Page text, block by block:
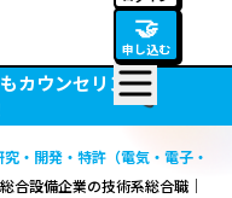
🤝
申し込む
カウンセリン
究・開発・特許（電気・電子・
合設備企業の技術系総合職｜